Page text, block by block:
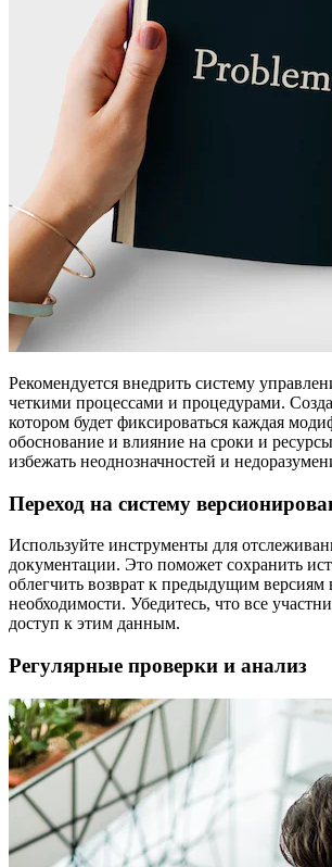
Рекомендуется внедрить систему
четкими процессами и процедурами.
котором будет фиксироваться каждая
обоснование и влияние на сроки и
избежать неоднозначностей и
Переход на систему
Используйте инструменты для
документации. Это поможет сохранить
облегчить возврат к предыдущим версиям
необходимости. Убедитесь, что все
доступ к этим данным.
Регулярные проверки и анализ